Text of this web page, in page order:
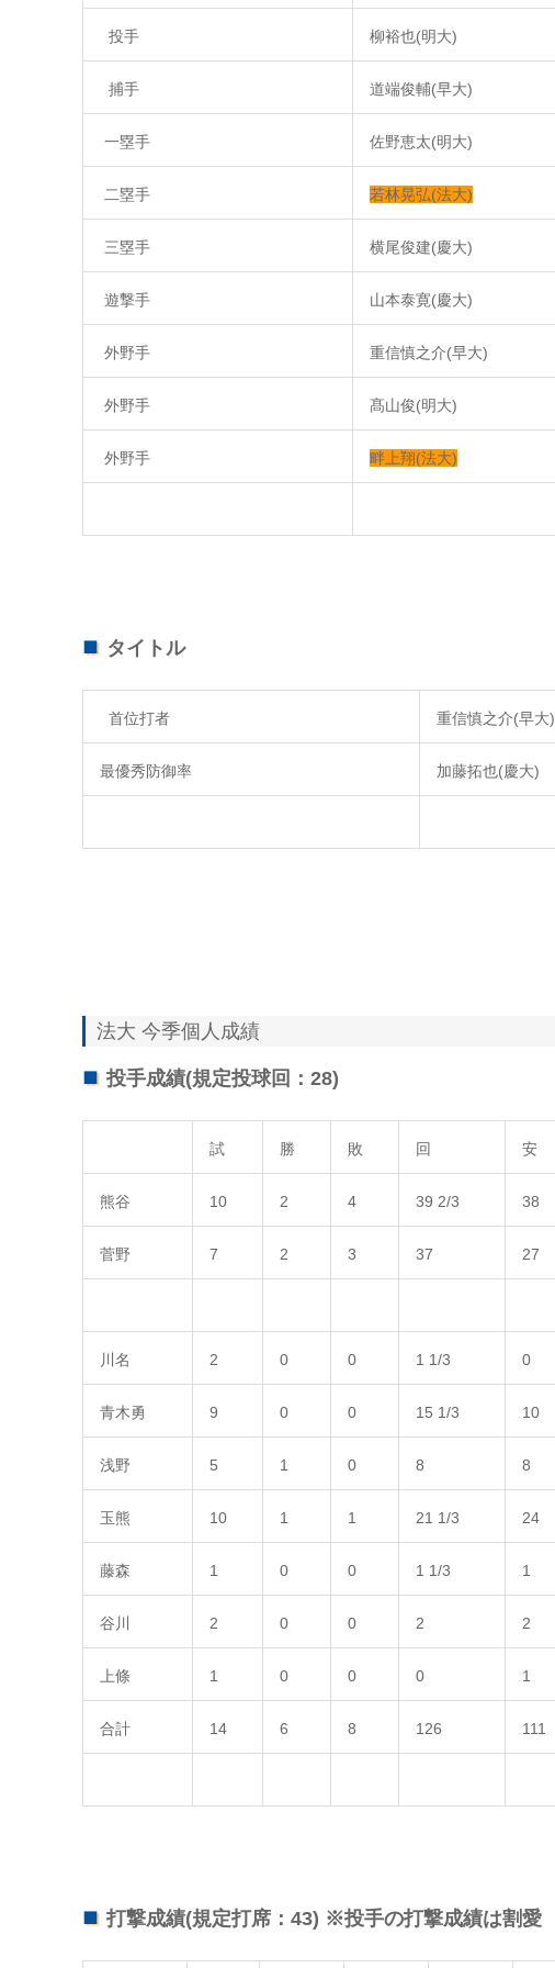
投手 柳裕也(明大)
捕手 道端俊輔(早大)
一塁手 佐野恵太(明大)
二塁手 若林晃弘(法大)
三塁手 横尾俊建(慶大)
遊撃手 山本泰寛(慶大)
外野手 重信慎之介(早大)
外野手 髙山俊(明大)
外野手 畔上翔(法大)
タイトル
首位打者 重信慎之介(早大)
最優秀防御率 加藤拓也(慶大)
法大 今季個人成績
投手成績(規定投球回：28)
試 勝 敗 回 安
熊谷 10 2 4 39 2/3 38
菅野 7 2 3 37 27
川名 2 0 0 1 1/3 0
青木勇 9 0 0 15 1/3 10
浅野 5 1 0 8 8
玉熊 10 1 1 21 1/3 24
藤森 1 0 0 1 1/3 1
谷川 2 0 0 2 2
上條 1 0 0 0 1
合計 14 6 8 126 111
打撃成績(規定打席：43) ※投手の打撃成績は割愛